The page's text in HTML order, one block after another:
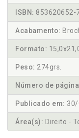
ISBN: 853620652-
Acabamento:
Formato:
Peso: 274grs.
Número de
Publicado em:
Área(s): Direito -